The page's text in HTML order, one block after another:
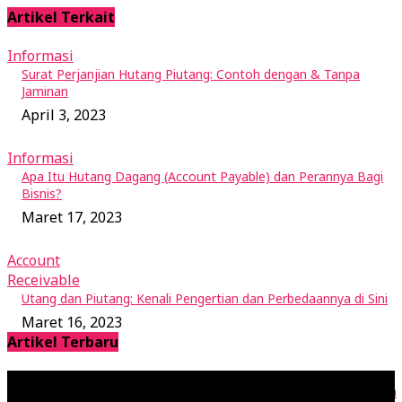
Artikel Terkait
Informasi
Surat Perjanjian Hutang Piutang: Contoh dengan & Tanpa
Jaminan
April 3, 2023
Informasi
Apa Itu Hutang Dagang (Account Payable) dan Perannya Bagi
Bisnis?
Maret 17, 2023
Account
Receivable
Utang dan Piutang: Kenali Pengertian dan Perbedaannya di Sini
Maret 16, 2023
Artikel Terbaru
RAB adalah Rencana Anggaran Biaya: Cara Buat dan Contohnya